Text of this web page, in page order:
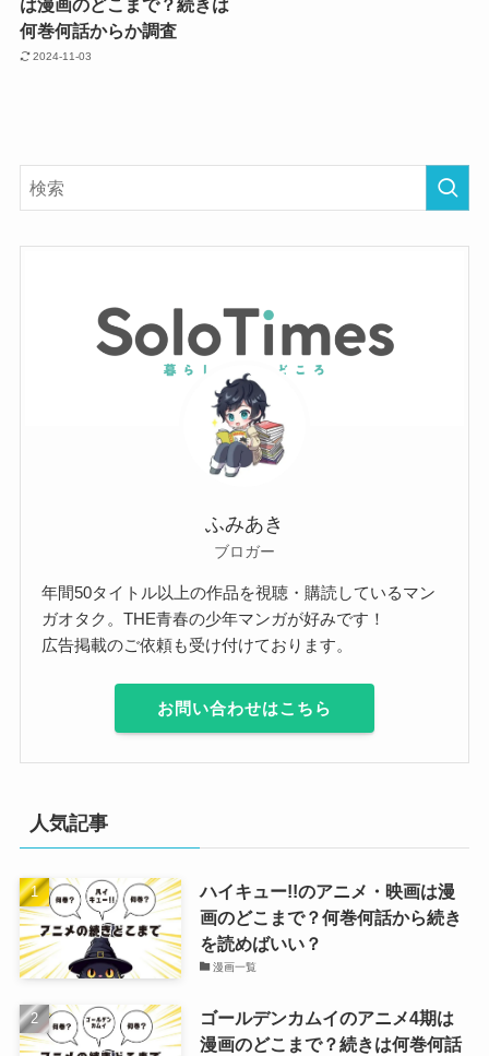
は漫画のどこまで？続きは
何巻何話からか調査
2024-11-03
ふみあき
ブロガー
年間50タイトル以上の作品を視聴・購読しているマン
ガオタク。THE青春の少年マンガが好みです！
広告掲載のご依頼も受け付けております。
お問い合わせはこちら
人気記事
ハイキュー!!のアニメ・映画は漫
画のどこまで？何巻何話から続き
を読めばいい？
漫画一覧
ゴールデンカムイのアニメ4期は
漫画のどこまで？続きは何巻何話